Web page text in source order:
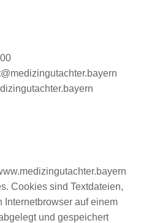
Cookies sind Textdateien,
Internetbrowser auf einem
und gespeichert